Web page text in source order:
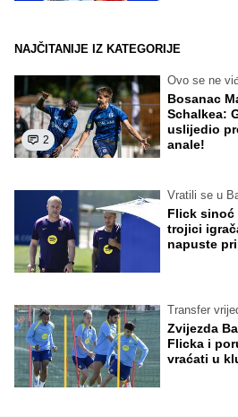
NAJČITANIJE IZ KATEGORIJE
2
Ovo se ne
Bosanac
Schalkea:
uslijedio
anale!
Vratili se u
Flick sinoć
trojici
napuste
Transfer
Zvijezda
Flicka i
vraćati u